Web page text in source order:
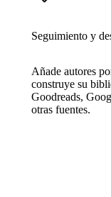
Seguimiento y
Añade autores
construye su
Goodreads,
otras fuentes.